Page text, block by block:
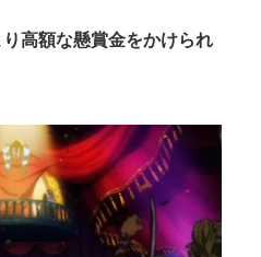
高額な懸賞金をかけられ